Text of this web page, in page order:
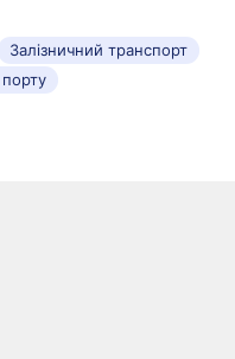
Залізничний транспорт
порту